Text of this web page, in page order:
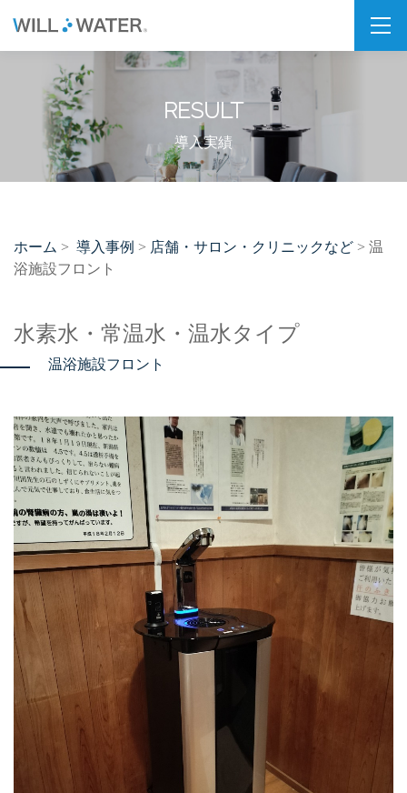
私たちの想い
SDGs
福利厚生
企業情報
拠点・パートナー紹介
PSJシリーズ
PSJ-H2
PSJ-BASIC
ADXシリーズ / ADX
PSJ PROFESSIONAL
PSJ SEPARATE TYPE
導入ギャラリー
オフィス
ホテル・旅館・宿泊施設
店舗・サロン・クリニックなど
個人宅
RESULT
導入実績
ホーム > 導入事例 > 店舗・サロン・クリニックなど > 温
浴施設フロント
水素水・常温水・温水タイプ
温浴施設フロント